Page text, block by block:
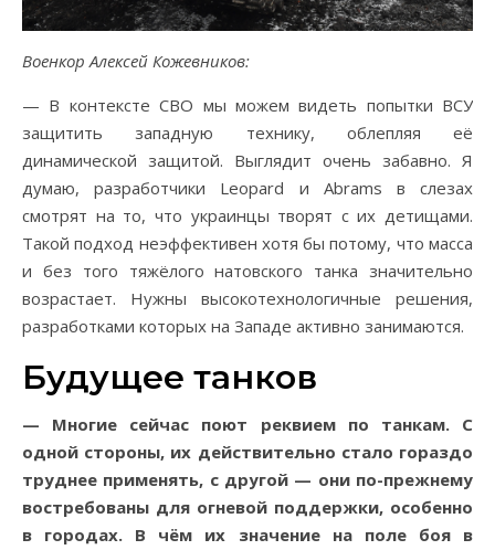
Военкор Алексей Кожевников:
— В контексте СВО мы можем видеть попытки ВСУ
защитить западную технику, облепляя её
динамической защитой. Выглядит очень забавно. Я
думаю, разработчики Leopard и Abrams в слезах
смотрят на то, что украинцы творят с их детищами.
Такой подход неэффективен хотя бы потому, что масса
и без того тяжёлого натовского танка значительно
возрастает. Нужны высокотехнологичные решения,
разработками которых на Западе активно занимаются.
Будущее танков
— Многие сейчас поют реквием по танкам. С
одной стороны, их действительно стало гораздо
труднее применять, с другой — они по-прежнему
востребованы для огневой поддержки, особенно
в городах. В чём их значение на поле боя в